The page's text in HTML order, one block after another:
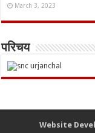
March 3, 2023
परिचय
Website